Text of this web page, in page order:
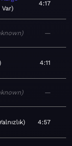
4:17
—
4:11
—
4:57